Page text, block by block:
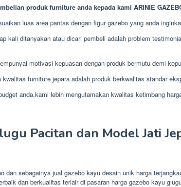
produk furniture anda kepada kami ARINIE
luas area pantas dengan figur gazebo yang anda
kali ditanyakan atau dicari pembeli adalah problem
motivasi kepuasan dengan produk bermutu demi
furniture jepara adalah produk berkwalitas standar
anda,kami lebih mengutamakan kwalitas ketimbang
Pacitan dan Model Jati
dan sebagainya jual gazebo kayu desain unik harga
dan berkualitas terlair di pasaran harga gazebo kayu